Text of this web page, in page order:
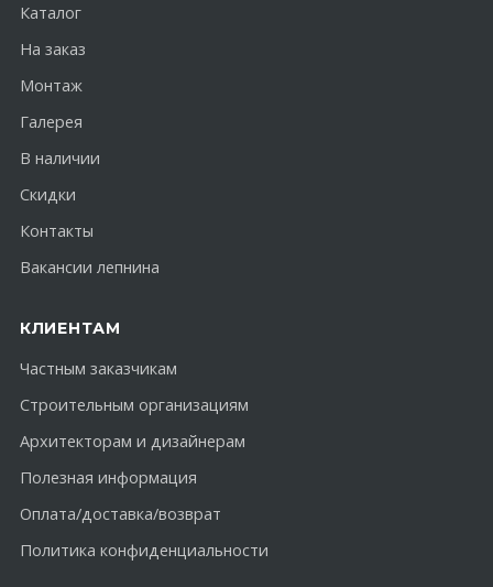
Каталог
На заказ
Монтаж
Галерея
В наличии
Скидки
Контакты
Вакансии лепнина
КЛИЕНТАМ
Частным заказчикам
Строительным организациям
Архитекторам и дизайнерам
Полезная информация
Оплата/доставка/возврат
Политика конфиденциальности